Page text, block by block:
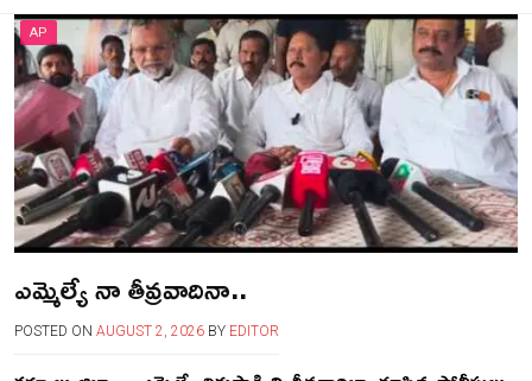
AP
ఎమ్మెల్యే నా తీవ్రవాదినా..
POSTED ON AUGUST 2, 2026 BY EDITOR